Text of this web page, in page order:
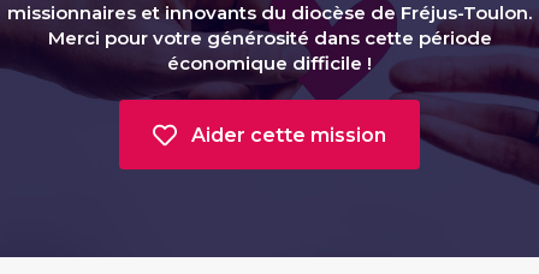
missionnaires et innovants du diocèse de Fréjus-Toulon.
Merci pour votre générosité dans cette période
économique difficile !
Aider cette mission